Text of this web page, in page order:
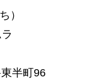
）
半町96